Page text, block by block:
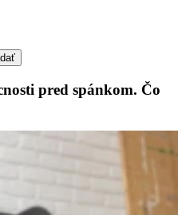
pred spánkom. Čo